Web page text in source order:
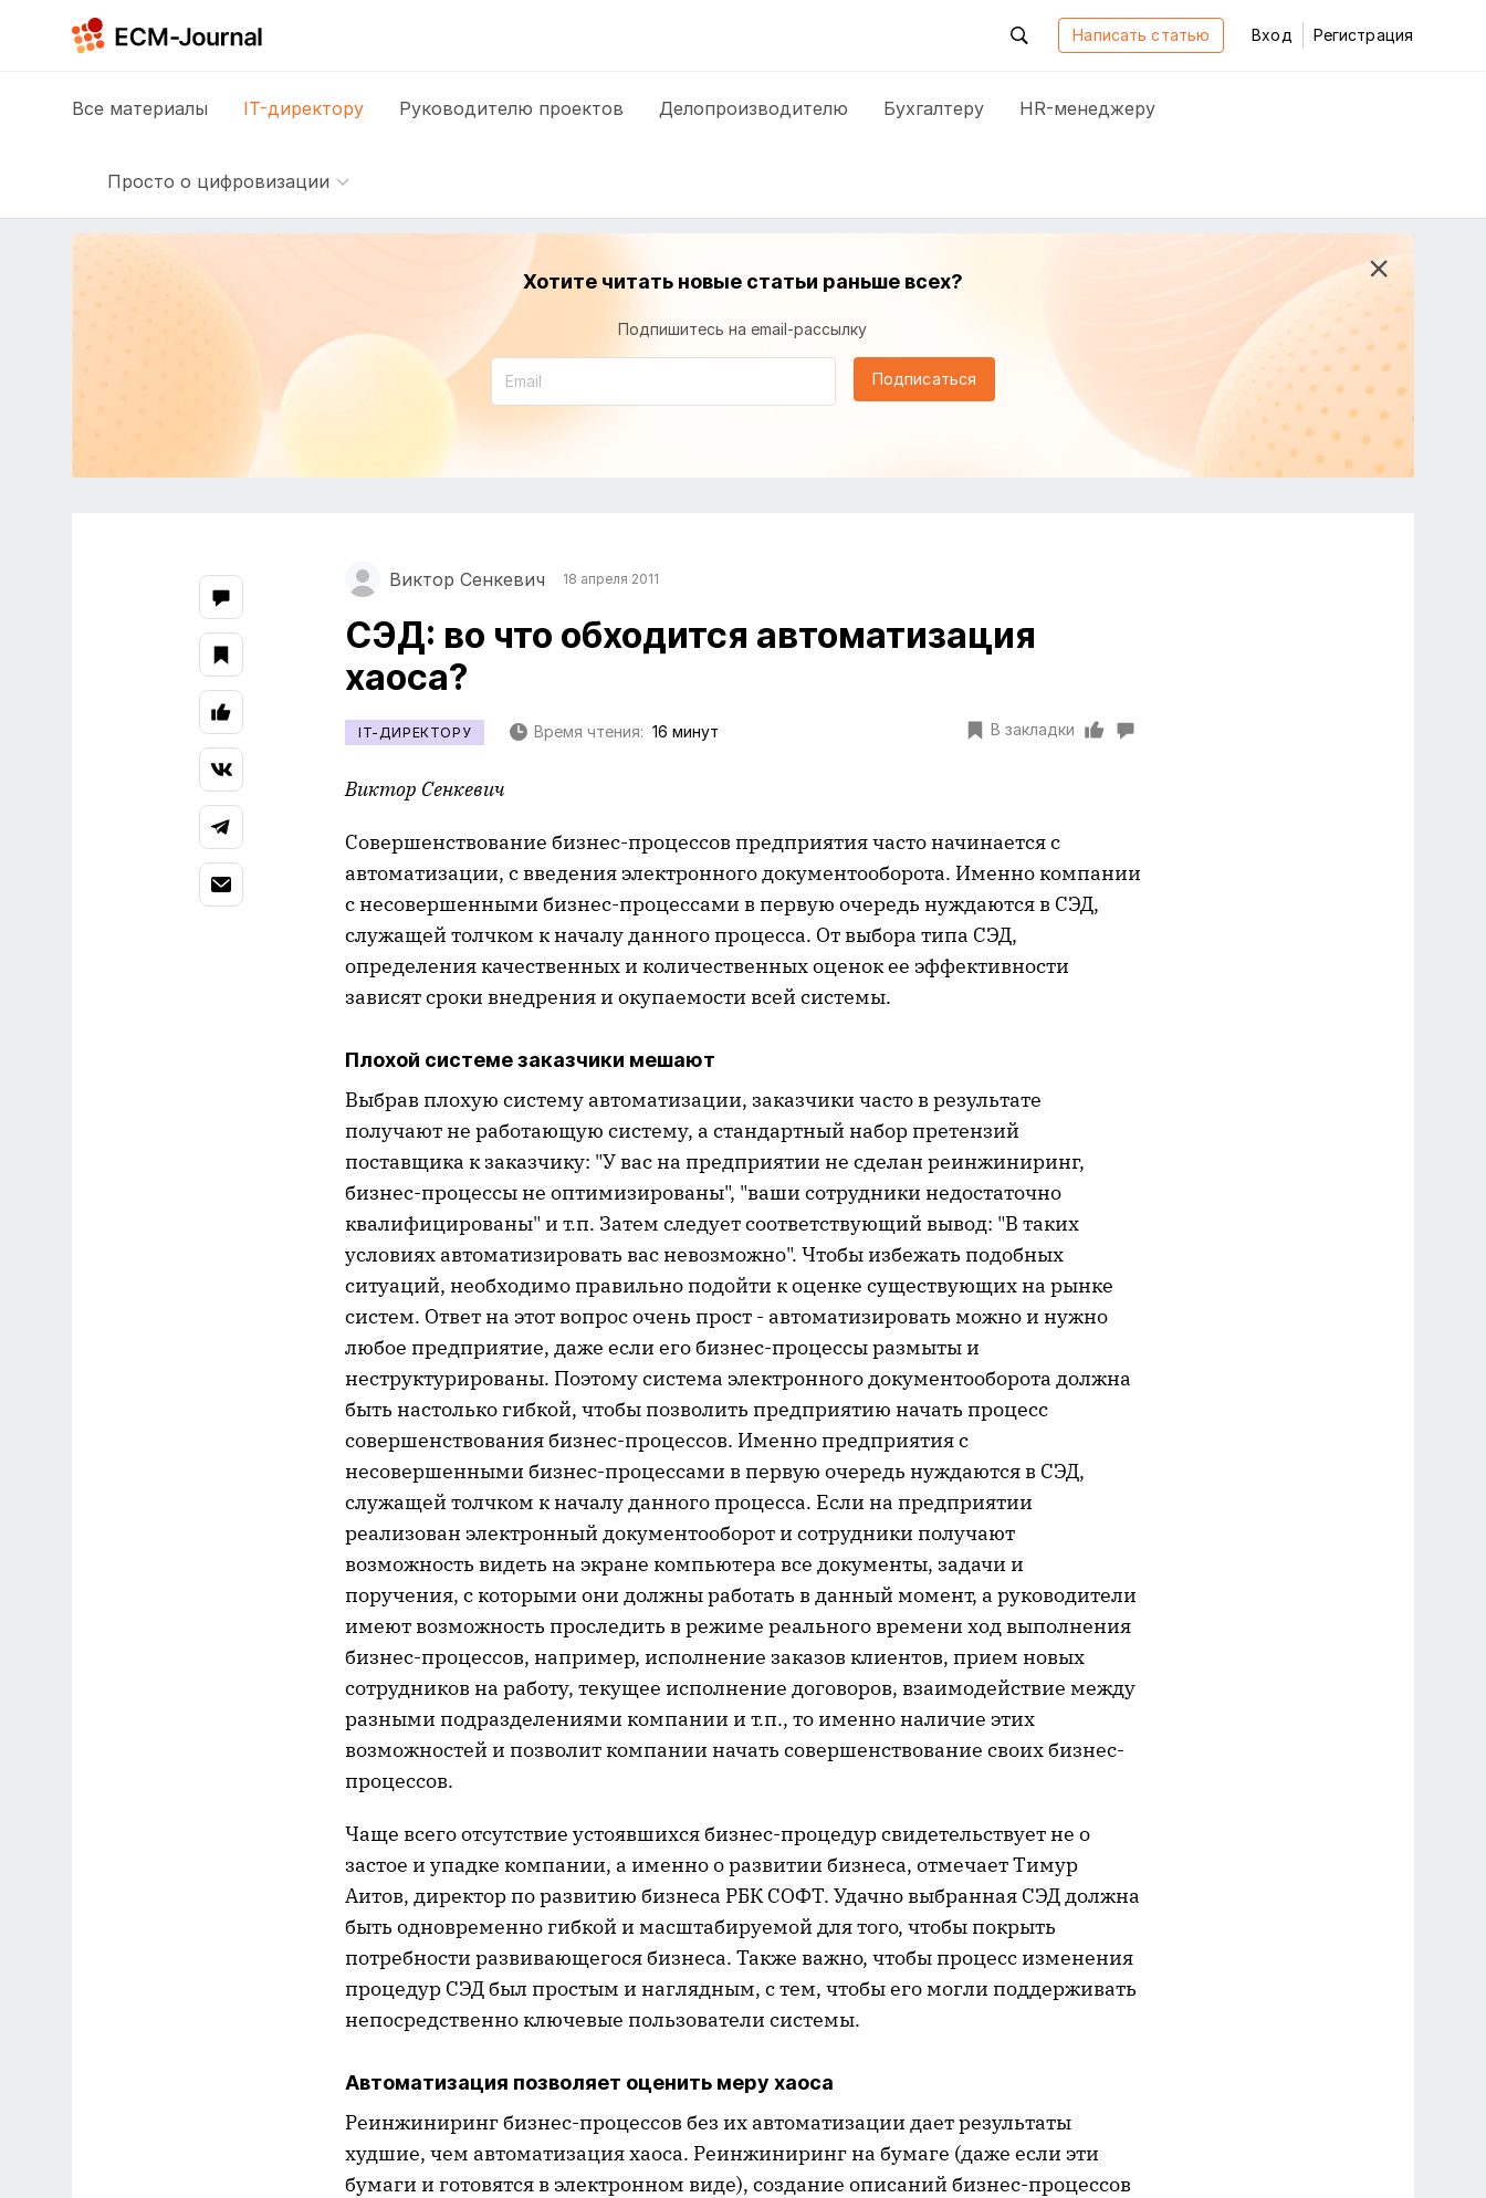
Написать статью Вход Регистрация
Все материалы IT-директору Руководителю проектов Делопроизводителю Бухгалтеру HR-менеджеру
Просто о цифровизации
Хотите читать новые статьи раньше всех?
Подпишитесь на email-рассылку
Подписаться
Виктор Сенкевич 18 апреля 2011
СЭД: во что обходится автоматизация
хаоса?
IT-ДИРЕКТОРУ Время чтения: 16 минут В закладки
Виктор Сенкевич
Совершенствование бизнес-процессов предприятия часто начинается с
автоматизации, с введения электронного документооборота. Именно компании
с несовершенными бизнес-процессами в первую очередь нуждаются в СЭД,
служащей толчком к началу данного процесса. От выбора типа СЭД,
определения качественных и количественных оценок ее эффективности
зависят сроки внедрения и окупаемости всей системы.
Плохой системе заказчики мешают
Выбрав плохую систему автоматизации, заказчики часто в результате
получают не работающую систему, а стандартный набор претензий
поставщика к заказчику: "У вас на предприятии не сделан реинжиниринг,
бизнес-процессы не оптимизированы", "ваши сотрудники недостаточно
квалифицированы" и т.п. Затем следует соответствующий вывод: "В таких
условиях автоматизировать вас невозможно". Чтобы избежать подобных
ситуаций, необходимо правильно подойти к оценке существующих на рынке
систем. Ответ на этот вопрос очень прост - автоматизировать можно и нужно
любое предприятие, даже если его бизнес-процессы размыты и
неструктурированы. Поэтому система электронного документооборота должна
быть настолько гибкой, чтобы позволить предприятию начать процесс
совершенствования бизнес-процессов. Именно предприятия с
несовершенными бизнес-процессами в первую очередь нуждаются в СЭД,
служащей толчком к началу данного процесса. Если на предприятии
реализован электронный документооборот и сотрудники получают
возможность видеть на экране компьютера все документы, задачи и
поручения, с которыми они должны работать в данный момент, а руководители
имеют возможность проследить в режиме реального времени ход выполнения
бизнес-процессов, например, исполнение заказов клиентов, прием новых
сотрудников на работу, текущее исполнение договоров, взаимодействие между
разными подразделениями компании и т.п., то именно наличие этих
возможностей и позволит компании начать совершенствование своих бизнес-
процессов.
Чаще всего отсутствие устоявшихся бизнес-процедур свидетельствует не о
застое и упадке компании, а именно о развитии бизнеса, отмечает Тимур
Аитов, директор по развитию бизнеса РБК СОФТ. Удачно выбранная СЭД должна
быть одновременно гибкой и масштабируемой для того, чтобы покрыть
потребности развивающегося бизнеса. Также важно, чтобы процесс изменения
процедур СЭД был простым и наглядным, с тем, чтобы его могли поддерживать
непосредственно ключевые пользователи системы.
Автоматизация позволяет оценить меру хаоса
Реинжиниринг бизнес-процессов без их автоматизации дает результаты
худшие, чем автоматизация хаоса. Реинжиниринг на бумаге (даже если эти
бумаги и готовятся в электронном виде), создание описаний бизнес-процессов